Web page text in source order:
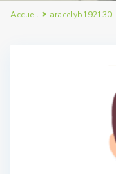
Accueil aracelyb192130